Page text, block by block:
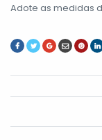
Adote as medidas